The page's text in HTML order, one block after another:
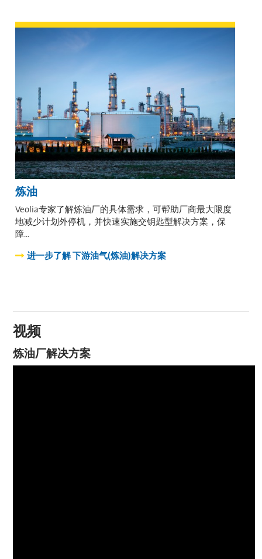
炼油
Veolia专家了解炼油厂的具体需求，可帮助厂商最大限度
地减少计划外停机，并快速实施交钥匙型解决方案，保
障…
进一步了解下游油气(炼油)解决方案
视频
炼油厂解决方案